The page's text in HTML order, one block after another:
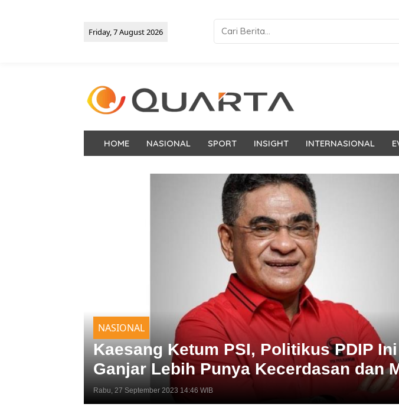
Friday, 7 August 2026
HOME NASIONAL SPORT INSIGHT INTERNASIONAL
NASIONAL
Kaesang Ketum PSI, Politikus PDIP
Ganjar Lebih Punya Kecerdasan dan
Rabu, 27 September 2023 14:46 WIB